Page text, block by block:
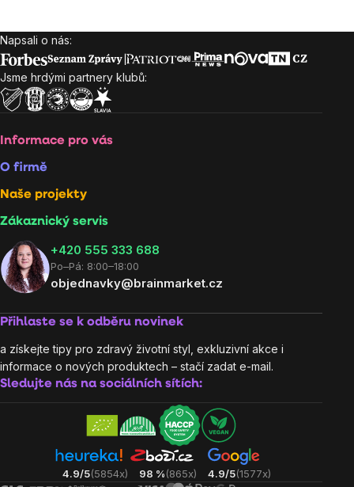
Zápatí
Napsali o nás:
Jsme hrdými partnery klubů:
Informace pro vás
O firmě
Naše projekty
Zákaznický servis
‭+420 555 333 688
Po–Pá: 8:00–18:00
objednavky@brainmarket.cz
Přihlaste se k odběru novinek
a získejte tipy pro zdravý životní styl, exkluzivní akce i
informace o nových produktech – stačí zadat e-mail.
Sledujte nás na sociálních sítích:
4.9/5(5854x) 98 %(865x) 4.9/5(1577x)